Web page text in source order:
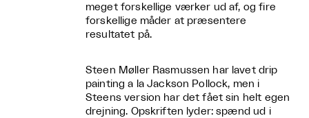
meget forskellige værker ud af, og fire
forskellige måder at præsentere
resultatet på.
Steen Møller Rasmussen har lavet drip
painting a la Jackson Pollock, men i
Steens version har det fået sin helt egen
drejning. Opskriften lyder: spænd ud i